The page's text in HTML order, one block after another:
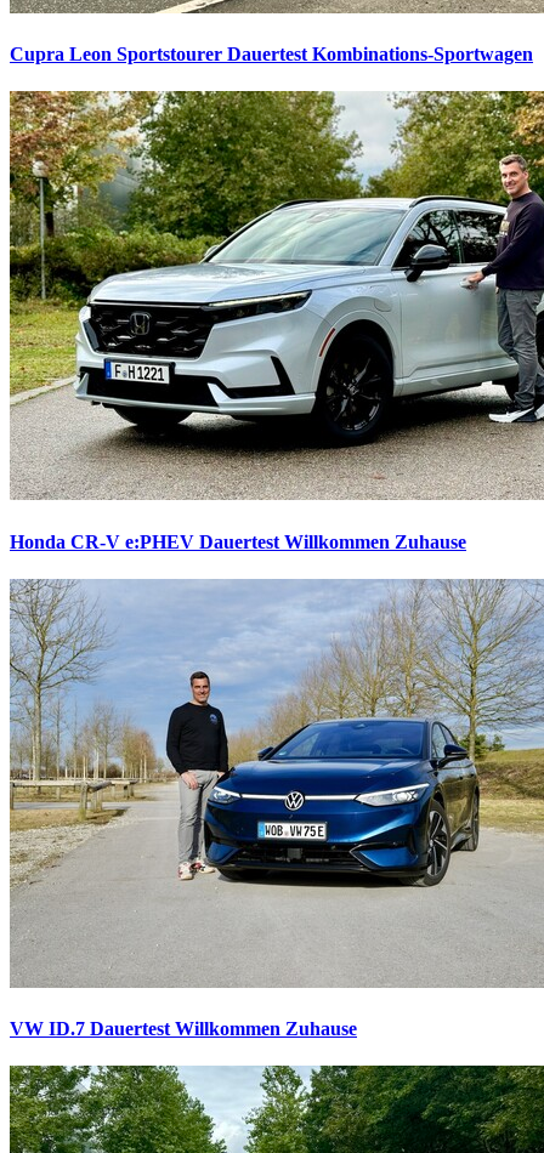
Cupra Leon Sportstourer Dauertest Kombinations-Sportwagen
Honda CR-V e:PHEV Dauertest Willkommen Zuhause
VW ID.7 Dauertest Willkommen Zuhause